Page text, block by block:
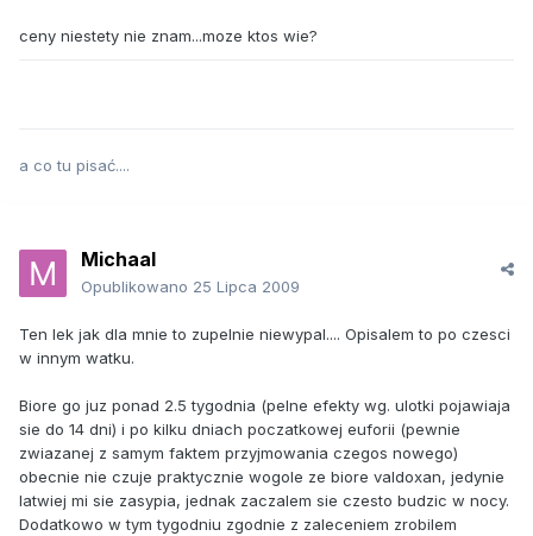
ceny niestety nie znam...moze ktos wie?
a co tu pisać....
Michaal
Opublikowano 25 Lipca 2009
Ten lek jak dla mnie to zupelnie niewypal.... Opisalem to po czesci
w innym watku.
Biore go juz ponad 2.5 tygodnia (pelne efekty wg. ulotki pojawiaja
sie do 14 dni) i po kilku dniach poczatkowej euforii (pewnie
zwiazanej z samym faktem przyjmowania czegos nowego)
obecnie nie czuje praktycznie wogole ze biore valdoxan, jedynie
latwiej mi sie zasypia, jednak zaczalem sie czesto budzic w nocy.
Dodatkowo w tym tygodniu zgodnie z zaleceniem zrobilem